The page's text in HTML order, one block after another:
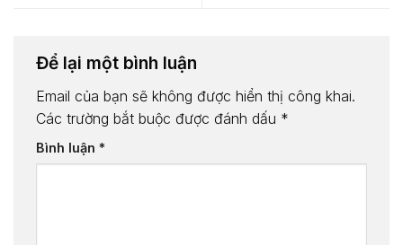
Để lại một bình luận
Email của bạn sẽ không được hiển thị công khai.
Các trường bắt buộc được đánh dấu *
Bình luận *